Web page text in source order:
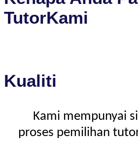
TutorKami
Kualiti
Kami mempunyai
proses pemilihan